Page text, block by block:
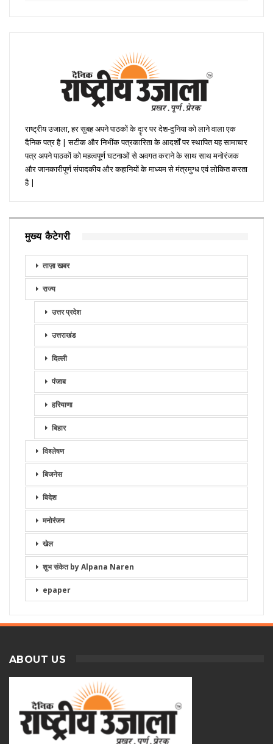
राष्ट्रीय उजाला, हर सुबह अपने पाठकों के दॄार पर देश-दुनिया को लाने वाला एक
दैनिक पत्र है | सटीक और निभींक पत्रकारिता के आदर्शों पर स्थापित यह सामाचार
पत्र अपने पाठकों को महत्वपूर्ण घटनाओं से अवगत कराने के साथ साथ मनोरंजक
और जानकारीपूर्ण संपादकीय और कहानियों के माध्यम से मंत्रमुग्ध एवं लोकित करता
है |
मुख्य कैटेगरी
ताज़ा खबर
राज्य
उत्तर प्रदेश
उत्तराखंड
दिल्ली
पंजाब
हरियाणा
बिहार
विश्लेषण
बिजनेस
विदेश
मनोरंजन
खेल
शुभ संकेत by Alpana Naren
epaper
ABOUT US